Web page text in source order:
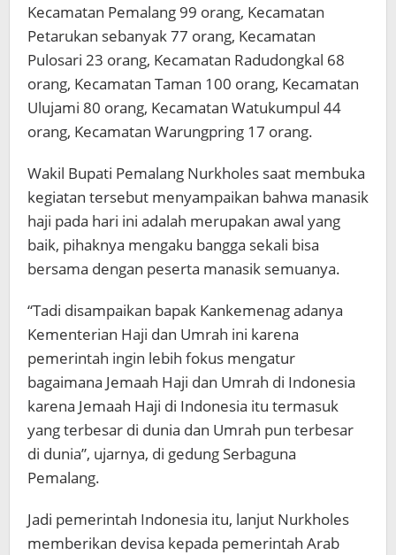
Kecamatan Pemalang 99 orang, Kecamatan
Petarukan sebanyak 77 orang, Kecamatan
Pulosari 23 orang, Kecamatan Radudongkal 68
orang, Kecamatan Taman 100 orang, Kecamatan
Ulujami 80 orang, Kecamatan Watukumpul 44
orang, Kecamatan Warungpring 17 orang.
Wakil Bupati Pemalang Nurkholes saat membuka
kegiatan tersebut menyampaikan bahwa manasik
haji pada hari ini adalah merupakan awal yang
baik, pihaknya mengaku bangga sekali bisa
bersama dengan peserta manasik semuanya.
“Tadi disampaikan bapak Kankemenag adanya
Kementerian Haji dan Umrah ini karena
pemerintah ingin lebih fokus mengatur
bagaimana Jemaah Haji dan Umrah di Indonesia
karena Jemaah Haji di Indonesia itu termasuk
yang terbesar di dunia dan Umrah pun terbesar
di dunia”, ujarnya, di gedung Serbaguna
Pemalang.
Jadi pemerintah Indonesia itu, lanjut Nurkholes
memberikan devisa kepada pemerintah Arab